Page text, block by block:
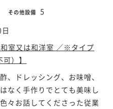
その他設備 5
室又は和洋室 ／※タイプ
）】
、ドレッシング、お味噌、
なく手作りでとても美味し
々お話してくださった従業